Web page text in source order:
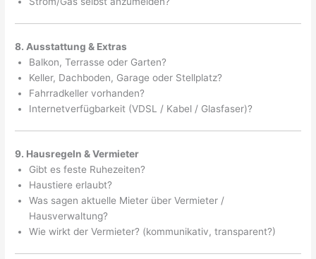
8. Ausstattung & Extras
Balkon, Terrasse oder Garten?
Keller, Dachboden, Garage oder Stellplatz?
Fahrradkeller vorhanden?
Internetverfügbarkeit (VDSL / Kabel / Glasfaser)?
9. Hausregeln & Vermieter
Gibt es feste Ruhezeiten?
Haustiere erlaubt?
Was sagen aktuelle Mieter über Vermieter /
Hausverwaltung?
Wie wirkt der Vermieter? (kommunikativ, transparent?)